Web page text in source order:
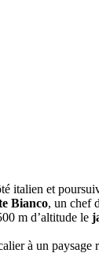
italien et
Bianco, un chef
m d’altitude le
à un paysage